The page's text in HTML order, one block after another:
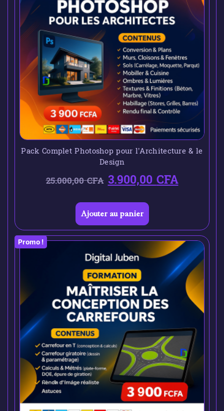
Pack Complet Photoshop pour l’Architecture & le
Design
25.000,00CFA 3.900,00CFA
Ajouter au panier
Promo !